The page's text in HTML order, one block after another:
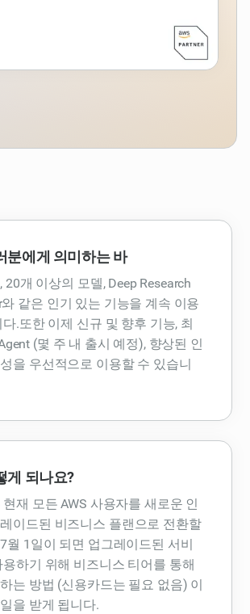
분에게 의미하는 바
20개 이상의 모델, Deep Research
같은 인기 있는 기능을 계속 이용
.또한 이제 신규 및 향후 기능, 최
(몇 주 내 출시 예정), 향상된 인
을 우선적으로 이용할 수 있습니
게 되나요?
재 모든 AWS 사용자를 새로운 인
이드된 비즈니스 플랜으로 전환할
월 1일이 되면 업그레이드된 서비
하기 위해 비즈니스 티어를 통해
는 방법 (신용카드는 필요 없음) 이
을 받게 됩니다.